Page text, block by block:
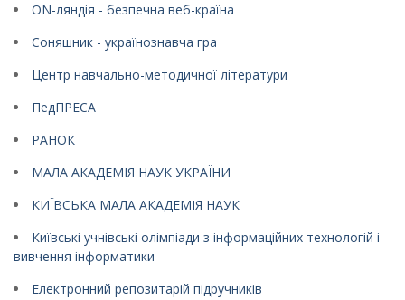
ON-ляндія - безпечна веб-країна
Соняшник - українознавча гра
Центр навчально-методичної літератури
ПедПРЕСА
РАНОК
МАЛА АКАДЕМІЯ НАУК УКРАЇНИ
КИЇВСЬКА МАЛА АКАДЕМІЯ НАУК
Київські учнівські олімпіади з інформаційних технологій і
вивчення інформатики
Електронний репозитарій підручників